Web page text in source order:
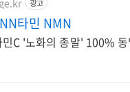
광고
타민 NMN
C '노화의 종말' 100% 동